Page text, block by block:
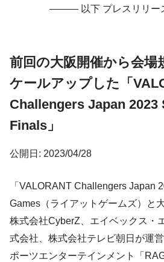
——— 以下 プレスリリ
前回の大阪開催から会場
ケールアップした「
Challengers Japan
Finals」
公開日: 2023/04/28
「VALORANT Challengers Japan
Games（ライアットゲームズ）と
株式会社CyberZ、エイベックス・
式会社、株式会社テレビ朝⽇が運
ポーツエンターテインメント「